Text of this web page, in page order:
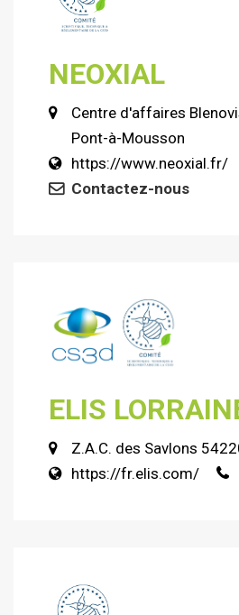
NEOXIAL
Centre d'affaires
Pont-à-Mousson
https://www.neoxial.fr/
Contactez-nous
ELIS
Z.A.C. des Savlons
https://fr.elis.com/